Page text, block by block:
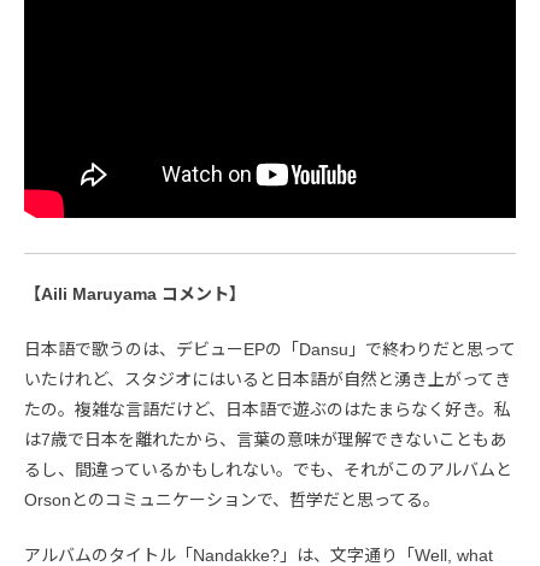
【Aili Maruyama コメント】
日本語で歌うのは、デビューEPの「Dansu」で終わりだと思って
いたけれど、スタジオにはいると日本語が自然と湧き上がってき
たの。複雑な言語だけど、日本語で遊ぶのはたまらなく好き。私
は7歳で日本を離れたから、言葉の意味が理解できないこともあ
るし、間違っているかもしれない。でも、それがこのアルバムと
Orsonとのコミュニケーションで、哲学だと思ってる。
アルバムのタイトル「Nandakke?」は、文字通り「Well, what